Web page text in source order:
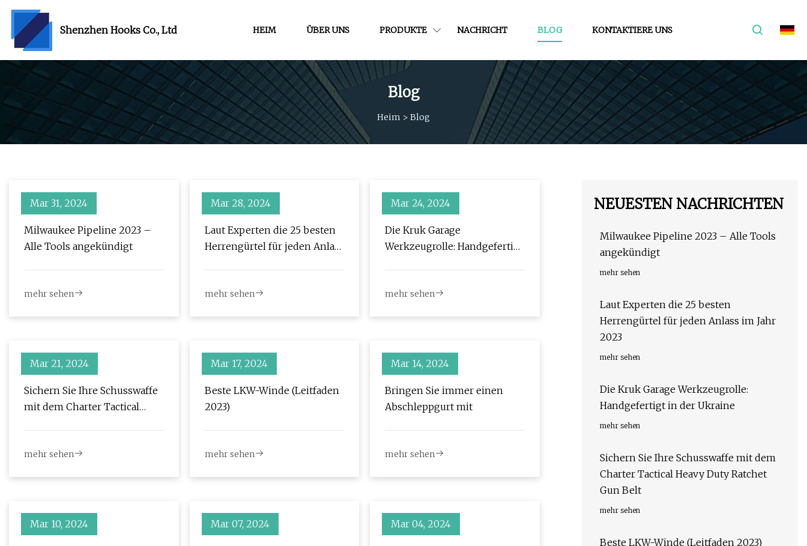
Shenzhen Hooks Co., Ltd HEIM ÜBER UNS PRODUKTE NACHRICHT BLOG KONTAKTIERE UNS
Blog
Heim > Blog
Mar 31, 2024
Milwaukee Pipeline 2023 –
Alle Tools angekündigt
mehr sehen
Mar 28, 2024
Laut Experten die 25 besten
Herrengürtel für jeden Anlass
mehr sehen
Mar 24, 2024
Die Kruk Garage
Werkzeugrolle: Handgefertigt
mehr sehen
Mar 21, 2024
Sichern Sie Ihre Schusswaffe
mit dem Charter Tactical
mehr sehen
Mar 17, 2024
Beste LKW-Winde (Leitfaden
2023)
mehr sehen
Mar 14, 2024
Bringen Sie immer einen
Abschleppgurt mit
mehr sehen
Mar 10, 2024 Mar 07, 2024 Mar 04, 2024
NEUESTEN NACHRICHTEN
Milwaukee Pipeline 2023 – Alle Tools
angekündigt
mehr sehen
Laut Experten die 25 besten
Herrengürtel für jeden Anlass im Jahr
2023
mehr sehen
Die Kruk Garage Werkzeugrolle:
Handgefertigt in der Ukraine
mehr sehen
Sichern Sie Ihre Schusswaffe mit dem
Charter Tactical Heavy Duty Ratchet
Gun Belt
mehr sehen
Beste LKW-Winde (Leitfaden 2023)